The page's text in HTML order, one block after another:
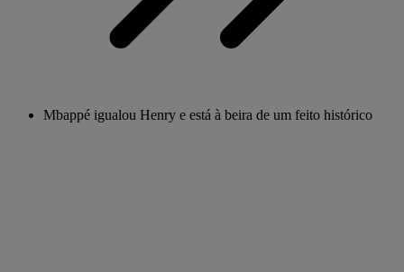
Mbappé igualou Henry e está à beira de um feito histórico